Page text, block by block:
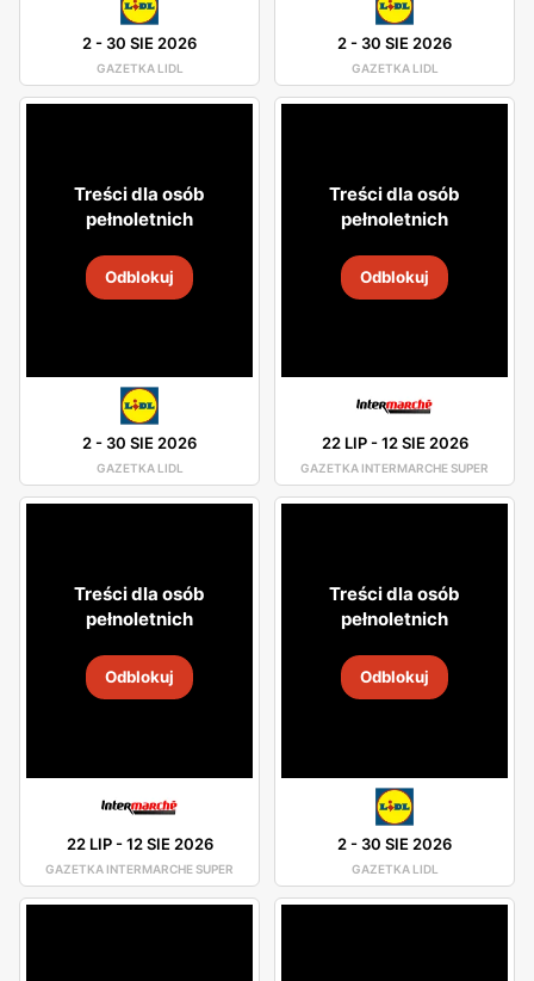
2- 30 SIE 2026
GAZETKA LIDL
2- 30 SIE 2026
GAZETKA LIDL
Treści dla osób
pełnoletnich
Odblokuj
2- 30 SIE 2026
GAZETKA LIDL
Treści dla osób
pełnoletnich
Odblokuj
22 LIP-12 SIE 2026
GAZETKA INTERMARCHE SUPER
Treści dla osób
pełnoletnich
Odblokuj
22 LIP-12 SIE 2026
GAZETKA INTERMARCHE SUPER
Treści dla osób
pełnoletnich
Odblokuj
2- 30 SIE 2026
GAZETKA LIDL